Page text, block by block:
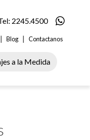
2245.4500
| Blog | Contactanos
a la Medida